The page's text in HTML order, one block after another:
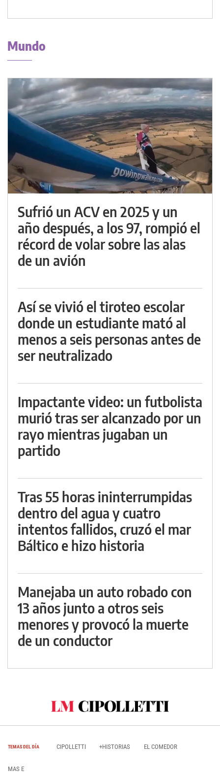
Mundo
Sufrió un ACV en 2025 y un
año después, a los 97, rompió el
récord de volar sobre las alas
de un avión
Así se vivió el tiroteo escolar
donde un estudiante mató al
menos a seis personas antes de
ser neutralizado
Impactante video: un futbolista
murió tras ser alcanzado por un
rayo mientras jugaban un
partido
Tras 55 horas ininterrumpidas
dentro del agua y cuatro
intentos fallidos, cruzó el mar
Báltico e hizo historia
Manejaba un auto robado con
13 años junto a otros seis
menores y provocó la muerte
de un conductor
TEMAS DEL DÍA CIPOLLETTI +HISTORIAS EL COMEDOR
MAS E